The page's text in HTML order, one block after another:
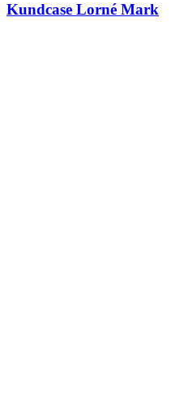
Kundcase Lorné Mark